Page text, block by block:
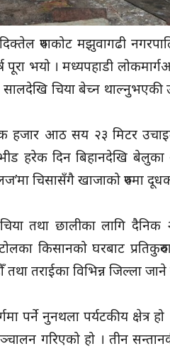
रुपाकोट मझुवागढी
पूरा भयो । मध्यपहाडी
सालदेखि चिया बेच्न थाल्नुभएकी
हजार आठ सय २३ मिटर
हरेक दिन बिहानदेखि
चिसासँगै खाजाको रुपमा
तथा छालीका लागि
किसानको घरबाट
तथा तराईका विभिन्न जिल्ला
पर्ने नुनथला पर्यटकीय
गरिएको हो । तीन